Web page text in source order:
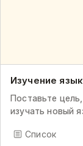
Изучение
Поставьте
изучать новый
Список